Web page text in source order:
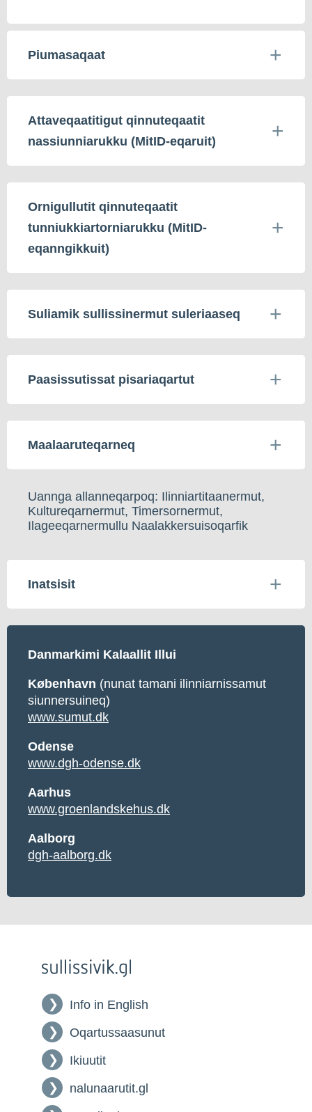
Piumasaqaat
Attaveqaatitigut qinnuteqaatit
nassiunniarukku (MitID-eqaruit)
Ornigullutit qinnuteqaatit
tunniukkiartorniarukku (MitID-
eqanngikkuit)
Suliamik sullissinermut suleriaaseq
Paasissutissat pisariaqartut
Maalaaruteqarneq
Uannga allanneqarpoq: Ilinniartitaanermut,
Kultureqarnermut, Timersornermut,
Ilageeqarnermullu Naalakkersuisoqarfik
Inatsisit
Danmarkimi Kalaallit Illui
København (nunat tamani ilinniarnissamut
siunnersuineq)
www.sumut.dk
Odense
www.dgh-odense.dk
Aarhus
www.groenlandskehus.dk
Aalborg
dgh-aalborg.dk
Info in English
Oqartussaasunut
Ikiuutit
nalunaarutit.gl